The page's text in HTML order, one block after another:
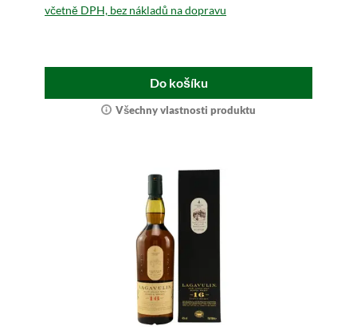
včetně DPH, bez nákladů na dopravu
Do košíku
Všechny vlastnosti produktu